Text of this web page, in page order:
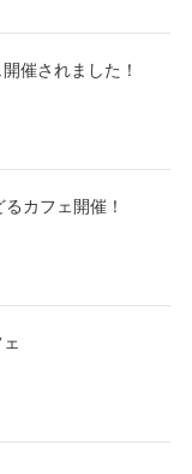
催されました！
カフェ開催！